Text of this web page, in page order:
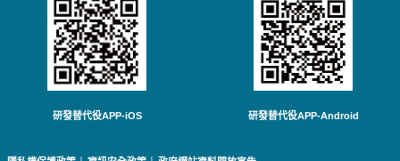
研發替代役APP-iOS 研發替代役APP-Android